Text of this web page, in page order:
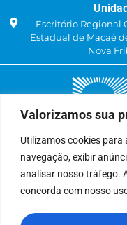
Valorizamos sua
Utilizamos cookies para
navegação, exibir
analisar nosso tráfego.
concorda com nosso
Escritório Regional
Estadual de Macaé
Nova
Rua: